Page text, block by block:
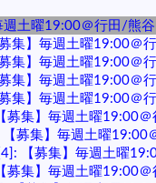
週土曜19:00＠行田/熊谷
集】毎週土曜19:00＠
集】毎週土曜19:00＠
集】毎週土曜19:00＠
集】毎週土曜19:00＠
募集】毎週土曜19:00
【募集】毎週土曜19:00
【募集】毎週土曜
募集】毎週土曜19:00